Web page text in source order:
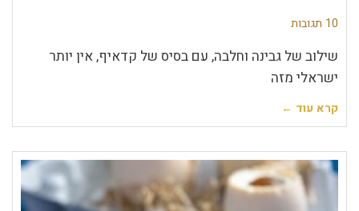
10 תגובות
שילוב של גבינה וחלבה, עם בסיס של קדאיף, אין יותר
ישראלי מזה
קרא עוד ←